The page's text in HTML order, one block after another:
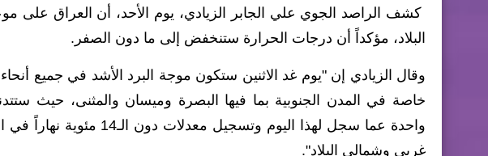
كشف الراصد الجوي علي الجابر الزيادي، يوم الأحد، أن العراق على
البلاد، مؤكداً أن درجات الحرارة ستنخفض إلى ما دون الصفر.
وقال الزيادي إن "يوم غد الاثنين ستكون موجة البرد الأشد في جميع أنحاء
واحدة عما سجل لهذا اليوم
غربي وشمالي البلاد".